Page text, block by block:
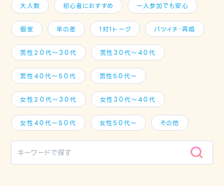
大人数 初心者におすすめ 一人参加でも安心
個室 年の差 1対1トーク バツイチ・再婚
男性２０代～３０代 男性３０代～４０代
男性４０代～５０代 男性５０代～
女性２０代～３０代 女性３０代～４０代
女性４０代～５０代 女性５０代～ その他